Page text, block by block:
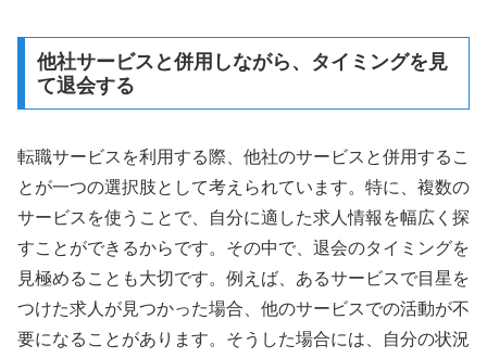
他社サービスと併用しながら、タイミングを見
て退会する
転職サービスを利用する際、他社のサービスと併用するこ
とが一つの選択肢として考えられています。特に、複数の
サービスを使うことで、自分に適した求人情報を幅広く探
すことができるからです。その中で、退会のタイミングを
見極めることも大切です。例えば、あるサービスで目星を
つけた求人が見つかった場合、他のサービスでの活動が不
要になることがあります。そうした場合には、自分の状況